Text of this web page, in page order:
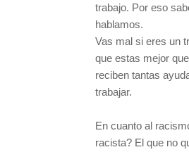
trabajo. Por eso
hablamos.
Vas mal si eres un
que estas mejor
reciben tantas
trabajar.
En cuanto al
racista? El que no